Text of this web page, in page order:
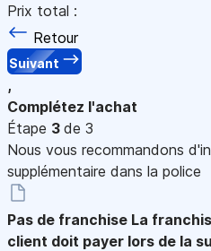
Prix total :
Retour
Suivant
,
Complétez l'achat
Étape 3 de 3
Nous vous recommandons
supplémentaire dans la police
Pas de franchise La
client doit payer lors de la